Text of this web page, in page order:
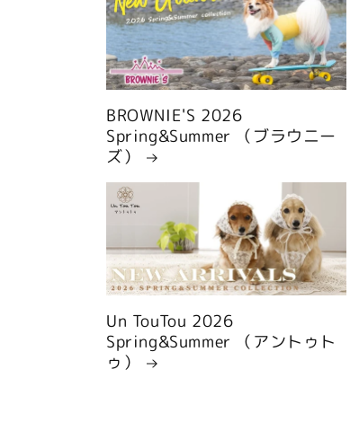
BROWNIE'S 2026
Spring&Summer （ブラウニー
ズ）
Un TouTou 2026
Spring&Summer （アントゥト
ゥ）